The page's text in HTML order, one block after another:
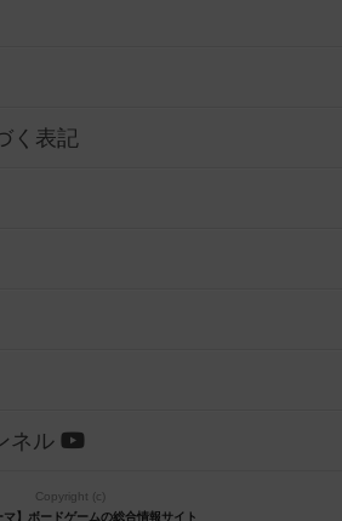
く表記
ネル
Copyright (c)
マ】ボードゲームの総合情報サイト